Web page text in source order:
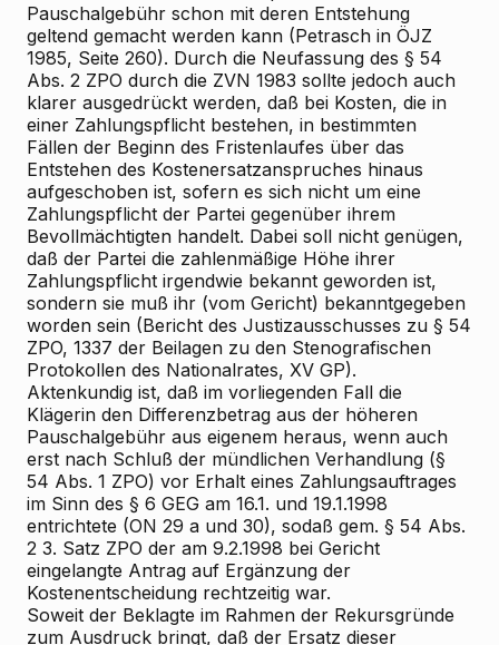
Pauschalgebühr schon mit deren Entstehung
geltend gemacht werden kann (Petrasch in ÖJZ
1985, Seite 260). Durch die Neufassung des § 54
Abs. 2 ZPO durch die ZVN 1983 sollte jedoch auch
klarer ausgedrückt werden, daß bei Kosten, die in
einer Zahlungspflicht bestehen, in bestimmten
Fällen der Beginn des Fristenlaufes über das
Entstehen des Kostenersatzanspruches hinaus
aufgeschoben ist, sofern es sich nicht um eine
Zahlungspflicht der Partei gegenüber ihrem
Bevollmächtigten handelt. Dabei soll nicht genügen,
daß der Partei die zahlenmäßige Höhe ihrer
Zahlungspflicht irgendwie bekannt geworden ist,
sondern sie muß ihr (vom Gericht) bekanntgegeben
worden sein (Bericht des Justizausschusses zu § 54
ZPO, 1337 der Beilagen zu den Stenografischen
Protokollen des Nationalrates, XV GP).
Aktenkundig ist, daß im vorliegenden Fall die
Klägerin den Differenzbetrag aus der höheren
Pauschalgebühr aus eigenem heraus, wenn auch
erst nach Schluß der mündlichen Verhandlung (§
54 Abs. 1 ZPO) vor Erhalt eines Zahlungsauftrages
im Sinn des § 6 GEG am 16.1. und 19.1.1998
entrichtete (ON 29 a und 30), sodaß gem. § 54 Abs.
2 3. Satz ZPO der am 9.2.1998 bei Gericht
eingelangte Antrag auf Ergänzung der
Kostenentscheidung rechtzeitig war.
Soweit der Beklagte im Rahmen der Rekursgründe
zum Ausdruck bringt, daß der Ersatz dieser